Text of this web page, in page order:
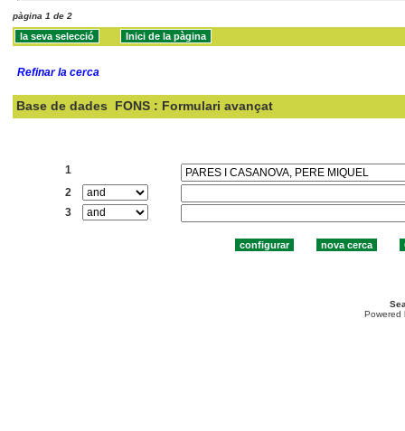
pàgina 1 de 2
Refinar la cerca
Base de dades FONS : Formulari avançat
1
2
3